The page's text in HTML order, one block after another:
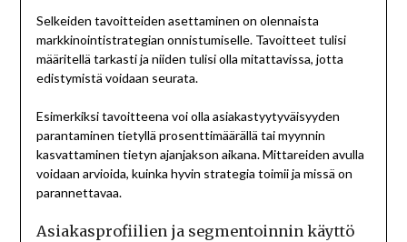
Selkeiden tavoitteiden asettaminen on olennaista
markkinointistrategian onnistumiselle. Tavoitteet tulisi
määritellä tarkasti ja niiden tulisi olla mitattavissa, jotta
edistymistä voidaan seurata.
Esimerkiksi tavoitteena voi olla asiakastyytyväisyyden
parantaminen tietyllä prosenttimäärällä tai myynnin
kasvattaminen tietyn ajanjakson aikana. Mittareiden avulla
voidaan arvioida, kuinka hyvin strategia toimii ja missä on
parannettavaa.
Asiakasprofiilien ja segmentoinnin käyttö